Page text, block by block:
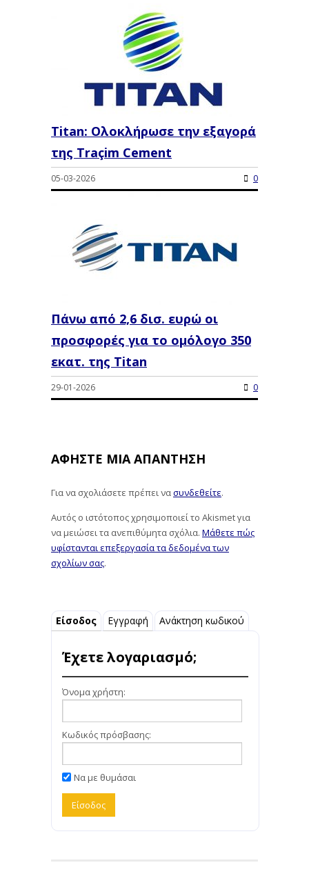
Titan: Ολοκλήρωσε την εξαγορά
της Traçim Cement
05-03-2026 0
Πάνω από 2,6 δισ. ευρώ οι
προσφορές για το ομόλογο 350
εκατ. της Titan
29-01-2026 0
ΑΦΉΣΤΕ ΜΙΑ ΑΠΆΝΤΗΣΗ
Για να σχολιάσετε πρέπει νασυνδεθείτε.
Αυτός ο ιστότοπος χρησιμοποιεί το Akismet για
να μειώσει τα ανεπιθύμητα σχόλια. Μάθετε πώς
υφίστανται επεξεργασία τα δεδομένα των
σχολίων σας.
Είσοδος Εγγραφή Ανάκτηση κωδικού
Έχετε λογαριασμό;
Όνομα χρήστη:
Κωδικός πρόσβασης:
Να με θυμάσαι